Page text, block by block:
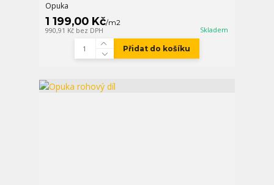
Opuka
1 199,00 Kč/m2
990,91 Kč bez DPH Skladem
Přidat do košíku